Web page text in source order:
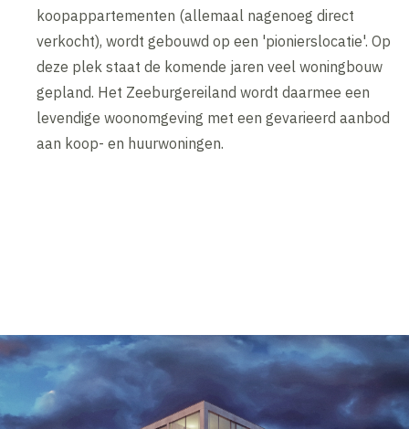
koopappartementen (allemaal nagenoeg direct
verkocht), wordt gebouwd op een 'pionierslocatie'. Op
deze plek staat de komende jaren veel woningbouw
gepland. Het Zeeburgereiland wordt daarmee een
levendige woonomgeving met een gevarieerd aanbod
aan koop- en huurwoningen.